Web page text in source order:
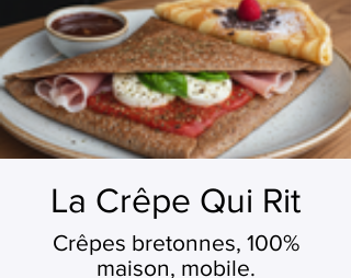
La Crêpe Qui Rit
Crêpes bretonnes, 100%
maison, mobile.